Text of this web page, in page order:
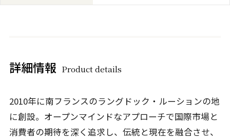
詳細情報 Product details
2010年に南フランスのラングドック・ルーションの地
に創設。オープンマインドなアプローチで国際市場と
消費者の期待を深く追求し、伝統と現在を融合させ、